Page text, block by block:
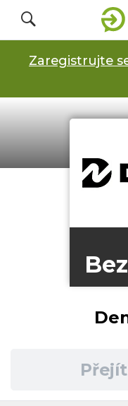
Obchody
Jak to funguje
Zaregistrujte